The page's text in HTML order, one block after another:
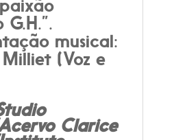
G.H.”.
musical:
(Voz e
Clarice